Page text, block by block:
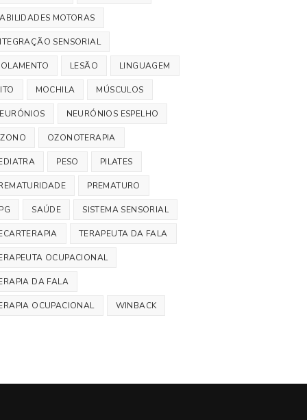
MOTORAS
SENSORIAL
LESÃO LINGUAGEM
MOCHILA MÚSCULOS
NEURÓNIOS ESPELHO
OZONOTERAPIA
PESO PILATES
PREMATURO
SAÚDE SISTEMA SENSORIAL
TERAPEUTA DA FALA
OCUPACIONAL
DA FALA
OCUPACIONAL WINBACK